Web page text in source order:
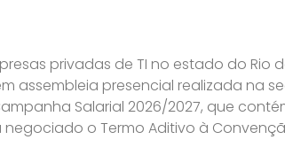
privadas de TI no estado do Rio
assembleia presencial realizada na
Salarial 2026/2027, que
o Termo Aditivo à